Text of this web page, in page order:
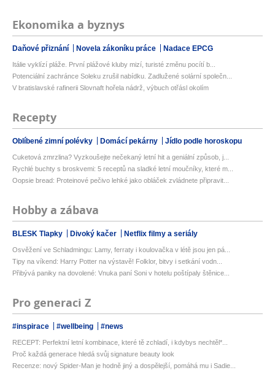
Ekonomika a byznys
Daňové přiznání Novela zákoníku práce Nadace EPCG
Itálie vyklízí pláže. První plážové kluby mizí, turisté změnu pocítí b...
Potenciální zachránce Soleku zrušil nabídku. Zadlužené solární společn...
V bratislavské rafinerii Slovnaft hořela nádrž, výbuch otřásl okolím
Recepty
Oblíbené zimní polévky Domácí pekárny Jídlo podle horoskopu
Cuketová zmrzlina? Vyzkoušejte nečekaný letní hit a geniální způsob, j...
Rychlé buchty s broskvemi: 5 receptů na sladké letní moučníky, které m...
Oopsie bread: Proteinové pečivo lehké jako obláček zvládnete připravit...
Hobby a zábava
BLESK Tlapky Divoký kačer Netflix filmy a seriály
Osvěžení ve Schladmingu: Lamy, ferraty i koulovačka v létě jsou jen pá...
Tipy na víkend: Harry Potter na výstavě! Folklor, bitvy i setkání vodn...
Přibývá paniky na dovolené: Vnuka paní Soni v hotelu poštípaly štěnice...
Pro generaci Z
#inspirace #wellbeing #news
RECEPT: Perfektní letní kombinace, které tě zchladí, i kdybys nechtěl*...
Proč každá generace hledá svůj signature beauty look
Recenze: nový Spider-Man je hodně jiný a dospělejší, pomáhá mu i Sadie...